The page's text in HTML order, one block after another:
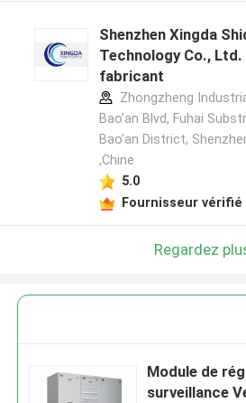
Shenzhen Xingda
Technology Co.,
fabricant
Zhongzheng
Bao’an Blvd, Fuhai
Bao’an District,
,Chine
5.0
Fournisseur vérifié
Regardez
Module de
surveillance